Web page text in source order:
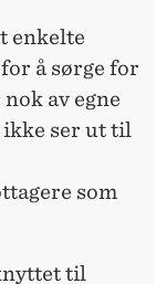
enkelte
å sørge for
av egne
ikke ser ut til
som
til